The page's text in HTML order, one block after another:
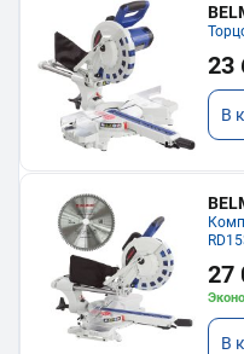
23
В
27
В